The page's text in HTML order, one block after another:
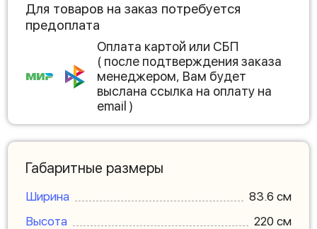
Для товаров на заказ потребуется
предоплата
Оплата картой или СБП
( после подтверждения заказа
менеджером, Вам будет
выслана ссылка на оплату на
email )
Габаритные размеры
Ширина
83.6 см
Высота
220 см